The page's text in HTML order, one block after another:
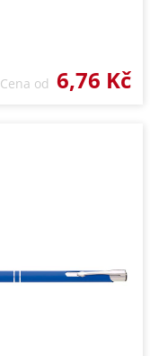
Cena od 6,76 Kč